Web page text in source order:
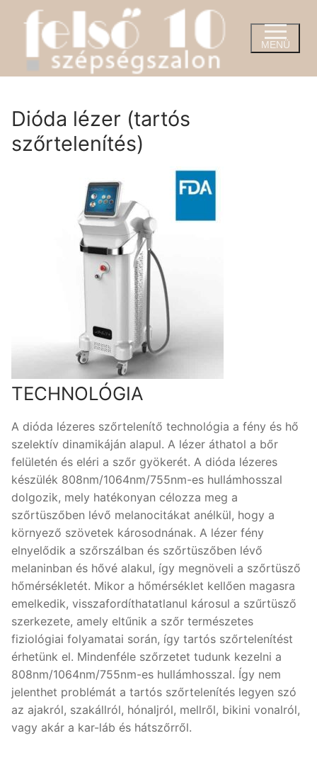
tartalomra
MENÜ
Dióda lézer (tartós
szőrtelenítés)
TECHNOLÓGIA
A dióda lézeres szőrtelenítő technológia a fény és hő
szelektív dinamikáján alapul. A lézer áthatol a bőr
felületén és eléri a szőr gyökerét. A dióda lézeres
készülék 808nm/1064nm/755nm-es hullámhosszal
dolgozik, mely hatékonyan célozza meg a
szőrtüszőben lévő melanocitákat anélkül, hogy a
környező szövetek károsodnának. A lézer fény
elnyelődik a szőrszálban és szőrtüszőben lévő
melaninban és hővé alakul, így megnöveli a szőrtüsző
hőmérsékletét. Mikor a hőmérséklet kellően magasra
emelkedik, visszafordíthatatlanul károsul a szűrtüsző
szerkezete, amely eltűnik a szőr természetes
fiziológiai folyamatai során, így tartós szőrtelenítést
érhetünk el. Mindenféle szőrzetet tudunk kezelni a
808nm/1064nm/755nm-es hullámhosszal. Így nem
jelenthet problémát a tartós szőrtelenítés legyen szó
az ajakról, szakállról, hónaljról, mellről, bikini vonalról,
vagy akár a kar-láb és hátszőrről.